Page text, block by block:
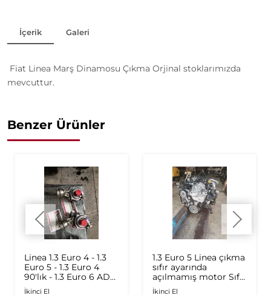
İçerik Galeri
Fiat Linea Marş Dinamosu Çıkma Orjinal stoklarımızda
mevcuttur.
Benzer Ürünler
Linea 1.3 Euro 4 - 1.3
Euro 5 - 1.3 Euro 4
90'lık - 1.3 Euro 6 AD
Plus 1.6 Multijet - 1.9
İkinci El
1.3 Euro 5 Linea çıkma
sıfır ayarında
açılmamış motor Sıfır
ayarında
İkinci El